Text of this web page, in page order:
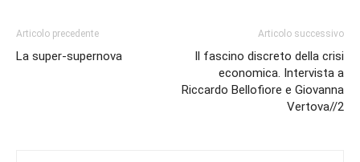
Articolo precedente
La super-supernova
Articolo successivo
Il fascino discreto della crisi
economica. Intervista a
Riccardo Bellofiore e Giovanna
Vertova//2